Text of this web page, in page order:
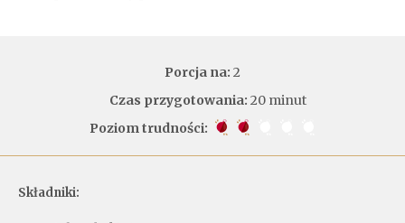
Porcja na: 2
Czas przygotowania: 20 minut
Poziom trudności:
Składniki: